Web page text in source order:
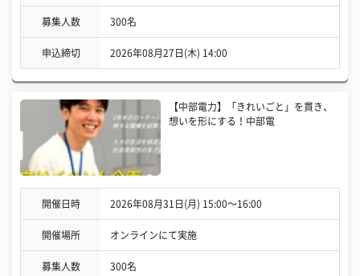
募集人数 300名
申込締切 2026年08月27日(木) 14:00
【中部電力】「きれいごと」を貫き、
想いを形にする！中部電
開催日時 2026年08月31日(月) 15:00〜16:00
開催場所 オンラインにて実施
募集人数 300名